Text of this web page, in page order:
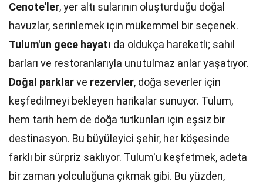
Cenote'ler, yer altı sularının oluşturduğu doğal
havuzlar, serinlemek için mükemmel bir seçenek.
Tulum'un gece hayatı da oldukça hareketli; sahil
barları ve restoranlarıyla unutulmaz anlar yaşatıyor.
Doğal parklarve rezervler, doğa severler için
keşfedilmeyi bekleyen harikalar sunuyor. Tulum,
hem tarih hem de doğa tutkunları için eşsiz bir
destinasyon. Bu büyüleyici şehir, her köşesinde
farklı bir sürpriz saklıyor. Tulum'u keşfetmek, adeta
bir zaman yolculuğuna çıkmak gibi. Bu yüzden,